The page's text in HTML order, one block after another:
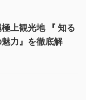
極上観光地 『 知る
力』を徹底解